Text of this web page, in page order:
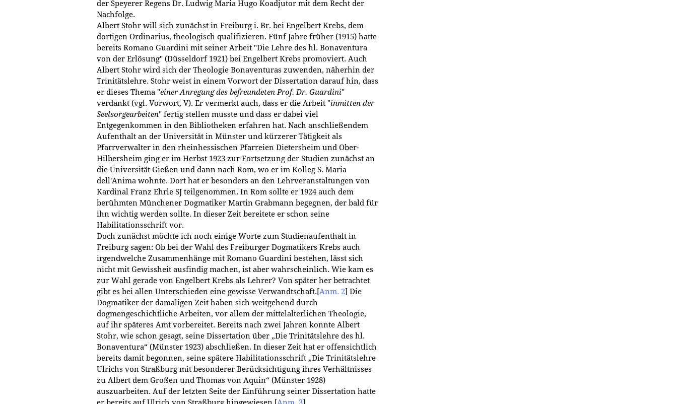
der Speyerer Regens Dr. Ludwig Maria Hugo Koadjutor mit dem Recht der
Nachfolge.
Albert Stohr will sich zunächst in Freiburg i. Br. bei Engelbert Krebs, dem
dortigen Ordinarius, theologisch qualifizieren. Fünf Jahre früher (1915) hatte
bereits Romano Guardini mit seiner Arbeit "Die Lehre des hl. Bonaventura
von der Erlösung" (Düsseldorf 1921) bei Engelbert Krebs promoviert. Auch
Albert Stohr wird sich der Theologie Bonaventuras zuwenden, näherhin der
Trinitätslehre. Stohr weist in einem Vorwort der Dissertation darauf hin, dass
er dieses Thema "einer Anregung des befreundeten Prof. Dr. Guardini"
verdankt (vgl. Vorwort, V). Er vermerkt auch, dass er die Arbeit "inmitten der
Seelsorgearbeiten" fertig stellen musste und dass er dabei viel
Entgegenkommen in den Bibliotheken erfahren hat. Nach anschließendem
Aufenthalt an der Universität in Münster und kürzerer Tätigkeit als
Pfarrverwalter in den rheinhessischen Pfarreien Dietersheim und Ober-
Hilbersheim ging er im Herbst 1923 zur Fortsetzung der Studien zunächst an
die Universität Gießen und dann nach Rom, wo er im Kolleg S. Maria
dell'Anima wohnte. Dort hat er besonders an den Lehrveranstaltungen von
Kardinal Franz Ehrle SJ teilgenommen. In Rom sollte er 1924 auch dem
berühmten Münchener Dogmatiker Martin Grabmann begegnen, der bald für
ihn wichtig werden sollte. In dieser Zeit bereitete er schon seine
Habilitationsschrift vor.
Doch zunächst möchte ich noch einige Worte zum Studienaufenthalt in
Freiburg sagen: Ob bei der Wahl des Freiburger Dogmatikers Krebs auch
irgendwelche Zusammenhänge mit Romano Guardini bestehen, lässt sich
nicht mit Gewissheit ausfindig machen, ist aber wahrscheinlich. Wie kam es
zur Wahl gerade von Engelbert Krebs als Lehrer? Von später her betrachtet
gibt es bei allen Unterschieden eine gewisse Verwandtschaft. Anm. 2 Die
Dogmatiker der damaligen Zeit haben sich weitgehend durch
dogmengeschichtliche Arbeiten, vor allem der mittelalterlichen Theologie,
auf ihr späteres Amt vorbereitet. Bereits nach zwei Jahren konnte Albert
Stohr, wie schon gesagt, seine Dissertation über „Die Trinitätslehre des hl.
Bonaventura“ (Münster 1923) abschließen. In dieser Zeit hat er offensichtlich
bereits damit begonnen, seine spätere Habilitationsschrift „Die Trinitätslehre
Ulrichs von Straßburg mit besonderer Berücksichtigung ihres Verhältnisses
zu Albert dem Großen und Thomas von Aquin“ (Münster 1928)
auszuarbeiten. Auf der letzten Seite der Einführung seiner Dissertation hatte